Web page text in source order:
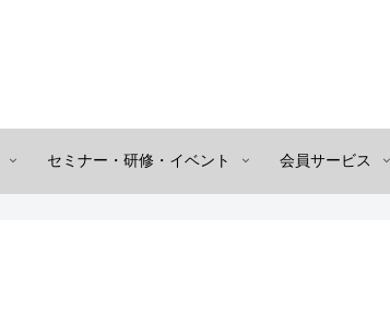
セミナー・研修・イベント 会員サービス